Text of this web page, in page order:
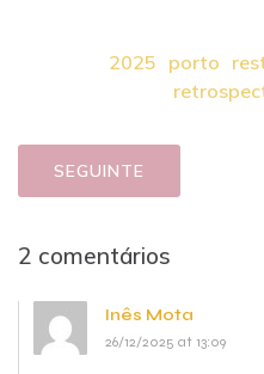
2025 porto
SEGUINTE
2 comentários
Inês Mota
26/12/2025 at 13:09